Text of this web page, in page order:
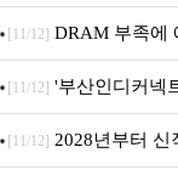
[11/12] DRAM 부족에
퍼 대기
[11/12] '부산인디커넥
개막... 22일간 진행
[11/12] 2028년부터 신